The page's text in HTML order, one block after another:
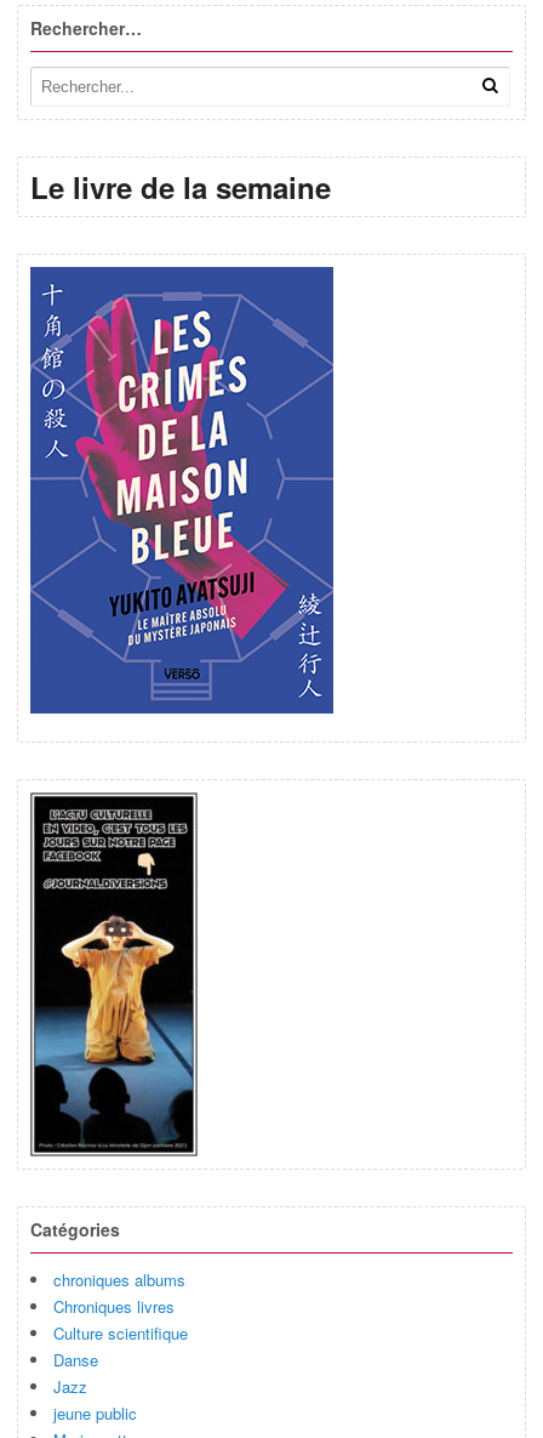
Rechercher…
Le livre de la semaine
Catégories
chroniques albums
Chroniques livres
Culture scientifique
Danse
Jazz
jeune public